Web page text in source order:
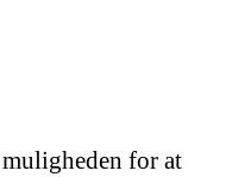
for at